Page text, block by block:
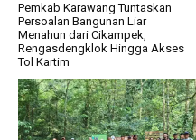
Pemkab Karawang Tuntaskan
Persoalan Bangunan Liar
Menahun dari Cikampek,
Rengasdengklok Hingga Akses
Tol Kartim